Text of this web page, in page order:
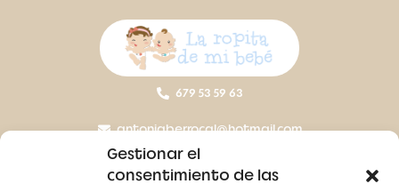
Gestionar el
consentimiento de las
679 53 59 63
antoniaberrocal@hotmail.com